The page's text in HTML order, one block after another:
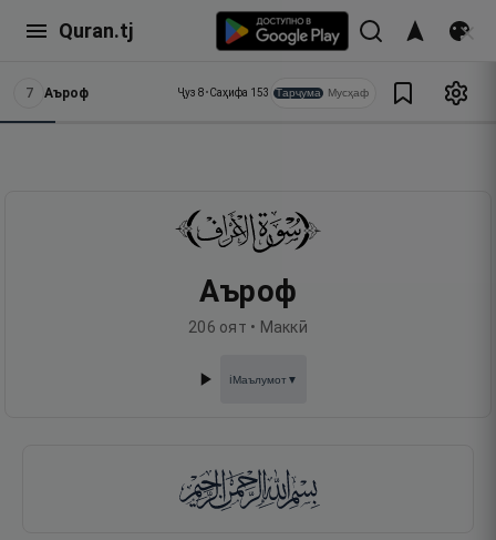
Quran.tj
7 Аъроф Ҷуз 8•Саҳифа 153 Тарҷума Мусҳаф
Аъроф
206 оят • Маккӣ
ℹ️Маълумот▼